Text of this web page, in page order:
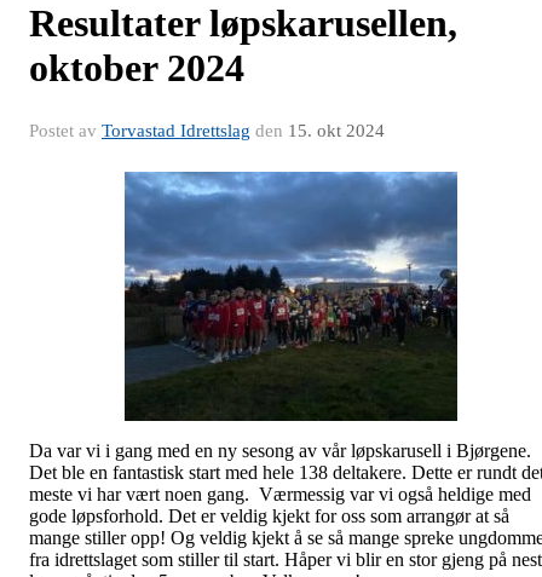
Resultater løpskarusellen,
oktober 2024
Postet av Torvastad Idrettslag den 15. okt 2024
Da var vi i gang med en ny sesong av vår løpskarusell i Bjørgene.
Det ble en fantastisk start med hele 138 deltakere. Dette er rundt
meste vi har vært noen gang. Værmessig var vi også heldige med
gode løpsforhold. Det er veldig kjekt for oss som arrangør at så
mange stiller opp! Og veldig kjekt å se så mange spreke
fra idrettslaget som stiller til start. Håper vi blir en stor gjeng på